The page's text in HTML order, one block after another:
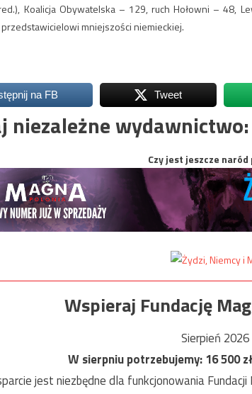
Koalicja Obywatelska – 129, ruch Hołowni – 48,
mniejszości niemieckiej.
na FB Tweet
niezależne wydawnictwo:
Czy jest jeszcze naród
Wspieraj Fundację
Sierpień 2026
W sierpniu potrzebujemy:16 500
jest niezbędne dla funkcjonowania Fundacji